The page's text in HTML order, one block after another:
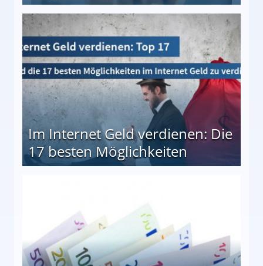
besten Möglichkeiten
Im Internet Geld verdienen: Die
17 besten Möglichkeiten